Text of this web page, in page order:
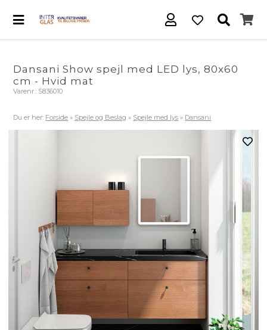
Dansani Show spejl med LED lys, 80x60
cm - Hvid mat
Varenr.: S836010
Du er her: Forside » Spejle og Beslag » Spejle med lys » Dansani